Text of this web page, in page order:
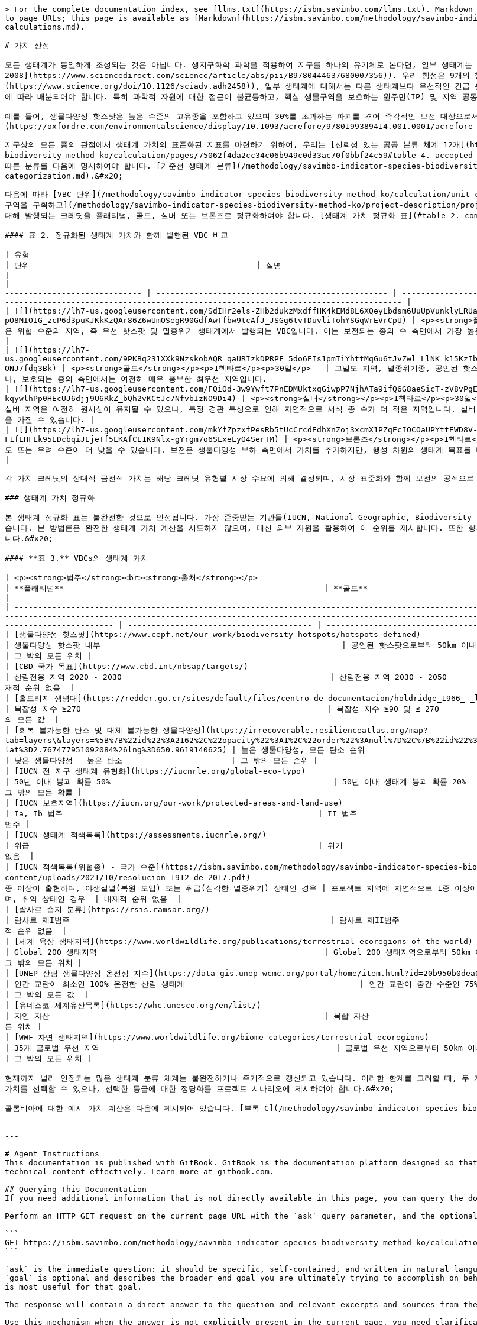
> For the complete documentation index, see [llms.txt](https://isbm.savimbo.com/llms.txt). Markdown versions of documentation pages are available by appending `.md` to page URLs; this page is available as [Markdown](https://isbm.savimbo.com/methodology/savimbo-indicator-species-biodiversity-method-ko/calculation/value-calculations.md).

# 가치 산정

모든 생태계가 동일하게 조성되는 것은 아닙니다. 생지구화학 과학을 적용하여 지구를 하나의 유기체로 본다면, 일부 생태계는 장기(간 또는 신장)이며, 일부 생태계는 근육, 피부 또는 뼈입니다([보스턴, 2008](https://www.sciencedirect.com/science/article/abs/pii/B9780444637680007356)). 우리 행성은 9개의 행성 경계 중 6개를 이미 넘어섰으며([Richardson et al. 2023](https://www.science.org/doi/10.1126/sciadv.adh2458)), 일부 생태계에 대해서는 다른 생태계보다 우선적인 긴급 분류가 필요합니다. 생물다양성 크레딧이 대표하는 자원은 행성 차원의 중요도 순서에 따라 배분되어야 합니다. 특히 과학적 자원에 대한 접근이 불균등하고, 핵심 생물구역을 보호하는 원주민(IP) 및 지역 공동체(LC)의 옹호가 필요한 맥락에서 그러합니다.

예를 들어, 생물다양성 핫스팟은 높은 수준의 고유종을 포함하고 있으며 30%를 초과하는 파괴를 겪어 즉각적인 보전 대상으로서 매우 높은 가치를 지닙니다([Kareiva and Kareiva 2017](https://oxfordre.com/environmentalscience/display/10.1093/acrefore/9780199389414.001.0001/acrefore-9780199389414-e-95)).&#x20;

지구상의 모든 종의 관점에서 생태계 가치의 표준화된 지표를 마련하기 위하여, 우리는 [신뢰성 있는 공공 분류 체계 12개](https://isbm.savimbo.com/methodology/savimbo-indicator-species-biodiversity-method-ko/calculation/pages/75062f4da2cc34c06b949c0d33ac70f0bbf24c59#table-4.-accepted-ecosystem-categorization-schemas)를 활용하였습니다. BCP는 이들 체계에 따른 분류를 다음에 명시하여야 합니다. [기준선 생태계 분류](/methodology/savimbo-indicator-species-biodiversity-method-ko/baseline-assessment/baseline-ecosystem-categorization.md).&#x20;

다음에 따라 [VBC 단위](/methodology/savimbo-indicator-species-biodiversity-method-ko/calculation/unit-calculations.md) 가 본 방법론에 따라 발행되며, BCP는 반드시 [크레딧 산정 구역을 구획하고](/methodology/savimbo-indicator-species-biodiversity-method-ko/project-description/project-boundaries.md) 생태계별로 구분한 다음, 아래의 기준에 따라 각 생태계에 대해 발행되는 크레딧을 플래티넘, 골드, 실버 또는 브론즈로 정규화하여야 합니다. [생태계 가치 정규화 표](#table-2.-comparison-of-vbcs-issued-with-normalized-ecosystem-value).&#x20;

#### 표 2. 정규화된 생태계 가치와 함께 발행된 VBC 비교

| 유형                                                                                                                                                                                                | 단위                                                | 설명                                                                                                                                                                     |
| ------------------------------------------------------------------------------------------------------------------------------------------------------------------------------------------------- | ------------------------------------------------- | ---------------------------------------------------------------------------------------------------------------------------------------------------------------------- |
| ![](https://lh7-us.googleusercontent.com/SdIHr2els-ZHb2dukzMxdffHK4kEMd8L6XQeyLbdsm6UuUpVunklyLRUa9z0fMjN0f-pO8MIOIG_zcP6d3puKJKkKzQAr86Z6wUmOSegR90GdfAwTfbw9tcAfJ_JSGg6tvTDuvliTohYSGqWrEVrCpU) | <p><strong>플래티넘</strong></p><p>1헥타르</p><p>30일</p> | 가장 높은 밀도와 가장 높은 위협 수준의 지역, 즉 우선 핫스팟 및 멸종위기 생태계에서 발행되는 VBC입니다. 이는 보전되는 종의 수 측면에서 가장 높은 가치를 지닌 VBC입니다.                                                                   |
| ![](https://lh7-us.googleusercontent.com/9PKBq231XXk9NzskobAQR_qaURIzkDPRPF_5do6EIs1pmTiYhttMqGu6tJvZwl_LlNK_k15KzIbvfQvSEfOFSrkDh8ejtrdUYECt9IeC03IN931EuqAPgbKERknHLz5CDsRtkEp6y1ddSONJ7fdq3Bk) | <p><strong>골드</strong></p><p>1헥타르</p><p>30일</p>   | 고밀도 지역, 멸종위기종, 공인된 핫스팟에서 발행되는 VBC입니다. 이는 플래티넘 지역만큼 긴급성은 높지 않을 수 있으나, 보호되는 종의 측면에서는 여전히 매우 풍부한 최우선 지역입니다.                                                               |
| ![](https://lh7-us.googleusercontent.com/FQiOd-3w9Ywft7PnEDMUktxqGiwpP7NjhATa9ifQ6G8aeSicT-zV8vPgETAZVmtqpel9M5FNHO-yuf2ucqJTUwqx3_rhGYyUw1iakF-kqywlhPp0HEcUJ6djj9U6RkZ_bQh2vKCtJc7NfvbIzNO9Di4) | <p><strong>실버</strong></p><p>1헥타르</p><p>30일</p>   | 취약 지역이지만 생물다양성 수준은 낮은 지역에서 발행되는 VBC입니다. 실버 지역은 여전히 원시성이 유지될 수 있으나, 특정 경관 특성으로 인해 자연적으로 서식 종 수가 더 적은 지역입니다. 실버 지역은 다른 고가치 생물다양성 지역과의 근접성(50킬로미터 이내) 때문에 중요성을 가질 수 있습니다. |
| ![](https://lh7-us.googleusercontent.com/mkYfZpzxfPesRb5tUcCrcdEdhXnZoj3xcmX1PZqEcIOCOaUPYttEWD8V-FLqCP706vKMFSfR_ryQEhn2D_0wOEP7eThjO-F1fLHFLk95EDcbqiJEjeTf5LKAfCE1K9Nlx-gYrgm7o6SLxeLyO4SerTM) | <p><strong>브론즈</strong></p><p>1헥타르</p><p>30일</p>  | 그 밖의 모든 지역에서 발행되는 VBC입니다. 생물다양성의 밀도 또는 우려 수준이 더 낮을 수 있습니다. 보전은 생물다양성 부하 측면에서 가치를 추가하지만, 행성 차원의 생태계 목표를 대표하지는 않습니다.                                                     |

각 가치 크레딧의 상대적 금전적 가치는 해당 크레딧 유형별 시장 수요에 의해 결정되며, 시장 표준화와 함께 보전의 공적으로 인정된 우선순위를 나타냅니다.&#x20;

### 생태계 가치 정규화

본 생태계 정규화 표는 불완전한 것으로 인정됩니다. 가장 존중받는 기관들(IUCN, National Geographic, Biodiversity hotspots, WWF, UNEP 등)조차도 불완전하게 특성화된 데이터세트를 보유하고 있습니다. 본 방법론은 완전한 생태계 가치 계산을 시도하지 않으며, 대신 외부 자원을 활용하여 이 순위를 제시합니다. 또한 향후 버전에서는 보다 폭넓은 공적 검토에 기반한 갱신된 분류가 반영될 것임을 인정합니다.&#x20;

#### **표 3.** VBCs의 생태계 가치

| <p><strong>범주</strong><br><strong>출처</strong></p>                                                                                                                                                                                                                                                | **플래티넘**